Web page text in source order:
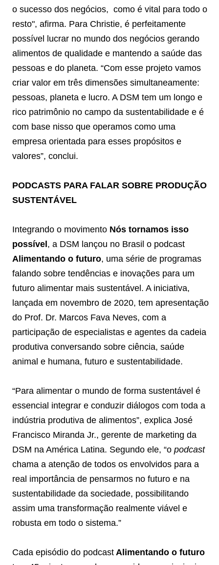
o sucesso dos negócios, como é vital para todo o
resto", afirma. Para Christie, é perfeitamente
possível lucrar no mundo dos negócios gerando
alimentos de qualidade e mantendo a saúde das
pessoas e do planeta. “Com esse projeto vamos
criar valor em três dimensões simultaneamente:
pessoas, planeta e lucro. A DSM tem um longo e
rico patrimônio no campo da sustentabilidade e é
com base nisso que operamos como uma
empresa orientada para esses propósitos e
valores”, conclui.
PODCASTS PARA FALAR SOBRE PRODUÇÃO
SUSTENTÁVEL
Integrando o movimento Nós tornamos isso
possível, a DSM lançou no Brasil o podcast
Alimentando o futuro, uma série de programas
falando sobre tendências e inovações para um
futuro alimentar mais sustentável. A iniciativa,
lançada em novembro de 2020, tem apresentação
do Prof. Dr. Marcos Fava Neves, com a
participação de especialistas e agentes da cadeia
produtiva conversando sobre ciência, saúde
animal e humana, futuro e sustentabilidade.
“Para alimentar o mundo de forma sustentável é
essencial integrar e conduzir diálogos com toda a
indústria produtiva de alimentos”, explica José
Francisco Miranda Jr., gerente de marketing da
DSM na América Latina. Segundo ele, “o podcast
chama a atenção de todos os envolvidos para a
real importância de pensarmos no futuro e na
sustentabilidade da sociedade, possibilitando
assim uma transformação realmente viável e
robusta em todo o sistema.”
Cada episódio do podcast Alimentando o futuro